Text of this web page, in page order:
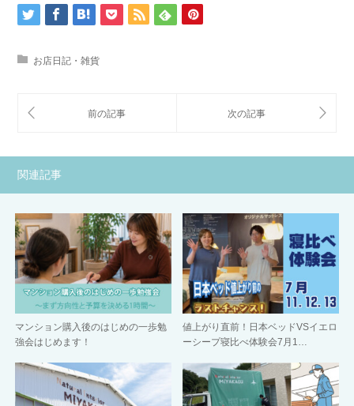
お店日記・雑貨
関連記事
マンション購入後のはじめの一歩勉
強会はじめます！
値上がり直前！日本ベッドVSイエロ
ーシープ寝比べ体験会7月1…